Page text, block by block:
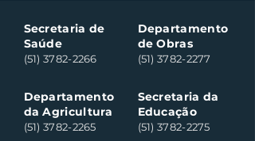
Secretaria de
Saúde
(51) 3782-2266
Departamento
da Agricultura
(51) 3782-2265
Departamento
de Obras
(51) 3782-2277
Secretaria da
Educação
(51) 3782-2275